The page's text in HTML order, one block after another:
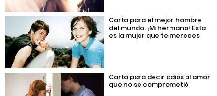
Carta para el mejor hombre
del mundo: ¡Mi hermano! Esta
es la mujer que te mereces
Carta para decir adiós al amor
que no se comprometió